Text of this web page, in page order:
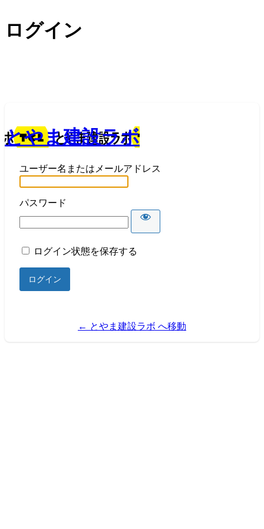
ログイン
とやま建設ラボ
ユーザー名またはメールアドレス
パスワード
ログイン状態を保存する
← とやま建設ラボ へ移動